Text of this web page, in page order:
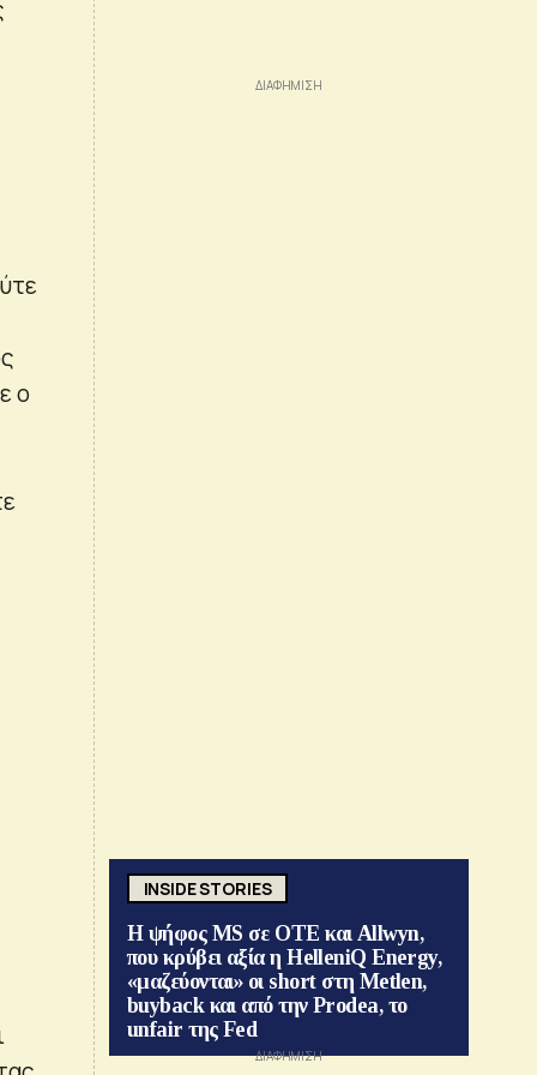
ο
INSIDE STORIES
Η ψήφος MS σε ΟΤΕ και Allwyn,
που κρύβει αξία η HelleniQ Energy,
«μαζεύονται» οι short στη Metlen,
buyback και από την Prodea, το
unfair της Fed